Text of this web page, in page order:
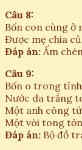
Câu 8:
Bốn con cùng ở
Được mẹ chia
Đáp án: Ấm
Câu 9:
Bốn o trong
Nước da trắng
Một anh công
Một vòi tong
Đáp án: Bộ đồ